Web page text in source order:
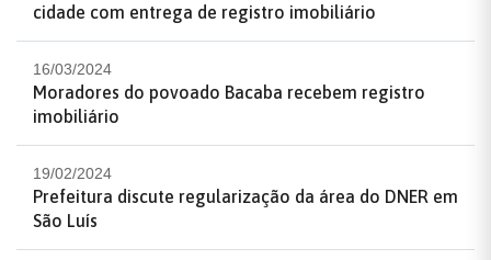
cidade com entrega de registro imobiliário
16/03/2024
Moradores do povoado Bacaba recebem registro
imobiliário
19/02/2024
Prefeitura discute regularização da área do DNER em
São Luís